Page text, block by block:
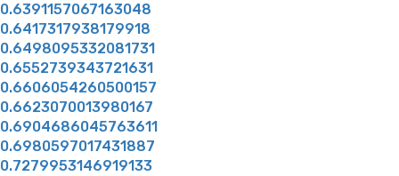
0.6391157067163048
0.6417317938179918
0.6498095332081731
0.6552739343721631
0.6606054260500157
0.6623070013980167
0.6904686045763611
0.6980597017431887
0.7279953146919133